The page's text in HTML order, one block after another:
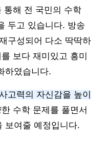
통해 전 국민의 수학
두고 있습니다. 방송
구성되어 다소 딱딱하
보다 재미있고 흥미
하였습니다.
고력의 자신감을 높이
수학 문제를 풀면서
보여줄 예정입니다.